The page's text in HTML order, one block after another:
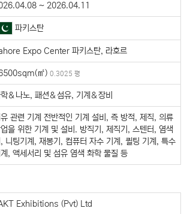
~ 2026.04.11
파키스탄
Expo Center 파키스탄, 라호르
㎡) 0.3025 평
＆나노, 패션＆섬유, 기계＆장비
관련 기계 전반적인 기계 설비, 즉 방적, 제직, 의류
을 위한 기계 및 설비. 방직기, 제직기, 스텐터, 염색
니팅기계, 재봉기, 컴퓨터 자수 기계, 퀼팅 기계, 특수
, 액세서리 및 섬유 염색 화학 물질 등
Exhibitions (Pvt) Ltd